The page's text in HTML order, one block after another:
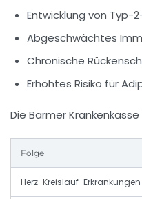
Entwicklung von Typ-
Abgeschwächtes
Chronische
Erhöhtes Risiko für
Die Barmer
Folge
Herz-Kreislauf-Erkrankungen